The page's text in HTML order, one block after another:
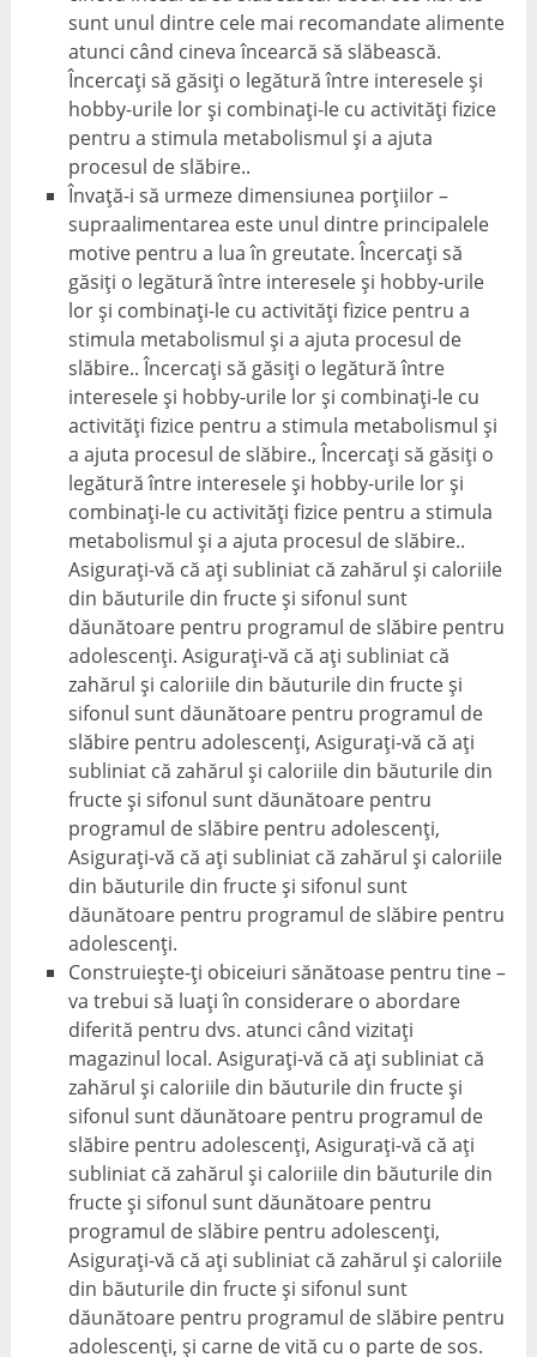
sunt unul dintre cele mai recomandate alimente
atunci când cineva încearcă să slăbească.
Încercați să găsiți o legătură între interesele și
hobby-urile lor și combinați-le cu activități fizice
pentru a stimula metabolismul și a ajuta
procesul de slăbire..
Învață-i să urmeze dimensiunea porțiilor –
supraalimentarea este unul dintre principalele
motive pentru a lua în greutate. Încercați să
găsiți o legătură între interesele și hobby-urile
lor și combinați-le cu activități fizice pentru a
stimula metabolismul și a ajuta procesul de
slăbire.. Încercați să găsiți o legătură între
interesele și hobby-urile lor și combinați-le cu
activități fizice pentru a stimula metabolismul și
a ajuta procesul de slăbire., Încercați să găsiți o
legătură între interesele și hobby-urile lor și
combinați-le cu activități fizice pentru a stimula
metabolismul și a ajuta procesul de slăbire..
Asigurați-vă că ați subliniat că zahărul și caloriile
din băuturile din fructe și sifonul sunt
dăunătoare pentru programul de slăbire pentru
adolescenți. Asigurați-vă că ați subliniat că
zahărul și caloriile din băuturile din fructe și
sifonul sunt dăunătoare pentru programul de
slăbire pentru adolescenți, Asigurați-vă că ați
subliniat că zahărul și caloriile din băuturile din
fructe și sifonul sunt dăunătoare pentru
programul de slăbire pentru adolescenți,
Asigurați-vă că ați subliniat că zahărul și caloriile
din băuturile din fructe și sifonul sunt
dăunătoare pentru programul de slăbire pentru
adolescenți.
Construiește-ți obiceiuri sănătoase pentru tine –
va trebui să luați în considerare o abordare
diferită pentru dvs. atunci când vizitați
magazinul local. Asigurați-vă că ați subliniat că
zahărul și caloriile din băuturile din fructe și
sifonul sunt dăunătoare pentru programul de
slăbire pentru adolescenți, Asigurați-vă că ați
subliniat că zahărul și caloriile din băuturile din
fructe și sifonul sunt dăunătoare pentru
programul de slăbire pentru adolescenți,
Asigurați-vă că ați subliniat că zahărul și caloriile
din băuturile din fructe și sifonul sunt
dăunătoare pentru programul de slăbire pentru
adolescenți, și carne de vită cu o parte de sos.